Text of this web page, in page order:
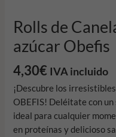
Rolls de
azúcar Obefis
4,30€ IVA incluido
¡Descubre los
OBEFIS! Deléitate con un
ideal para cualquier
en proteínas y delicioso
cantidad